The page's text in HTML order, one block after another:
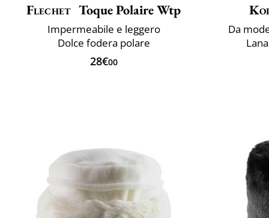
Flechet Toque Polaire Wtp
Impermeabile e leggero
Dolce fodera polare
28€00
Da